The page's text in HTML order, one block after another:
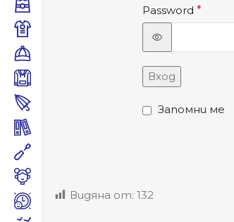
Password *
Вход
Запомни ме
Видяна от: 132